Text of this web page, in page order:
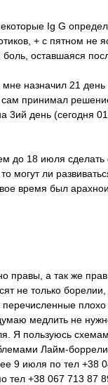
Ig G
+ с пятном не
оставшаяся
назначил 21
сам принимал
3ий день (сегодня
до 18 июля сделать
могут ли
время был
правы, а так же
не только
медлить не
Я пользуюсь
Лайм-
9 июля по тел +38
тел +38 067 713 87